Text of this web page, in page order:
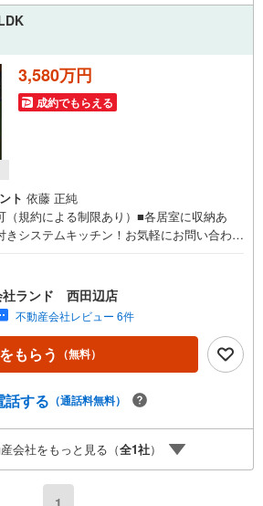
3,580万円
成約でもらえる
ト 依藤 正純
（規約による制限あり）■各居室に収納あ
きシステムキッチン！お気軽にお問い合わせ
田辺店は・・・ お客様のニーズに寄り添
まいのご購入に最後まで伴走いたします！●
相談も承っております。●購入・売却・ロー
・なんでもお気軽にご相談くださいませ！
御堂筋線「西田辺」駅より徒歩1分！〇営業時
（火曜日・水曜日定休日※祝日は営業）事
待ちしております！
社ランド 西田辺店
不動産会社レビュー 6件
もらう （無料）
話する （通話料無料）
会社をもっと見る（全1社）
1